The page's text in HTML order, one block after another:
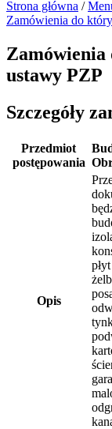
Strona główna /
Zamówienia do
Zamówienia
ustawy PZP
Szczegóły
Przedmiot
postępowania
Opis